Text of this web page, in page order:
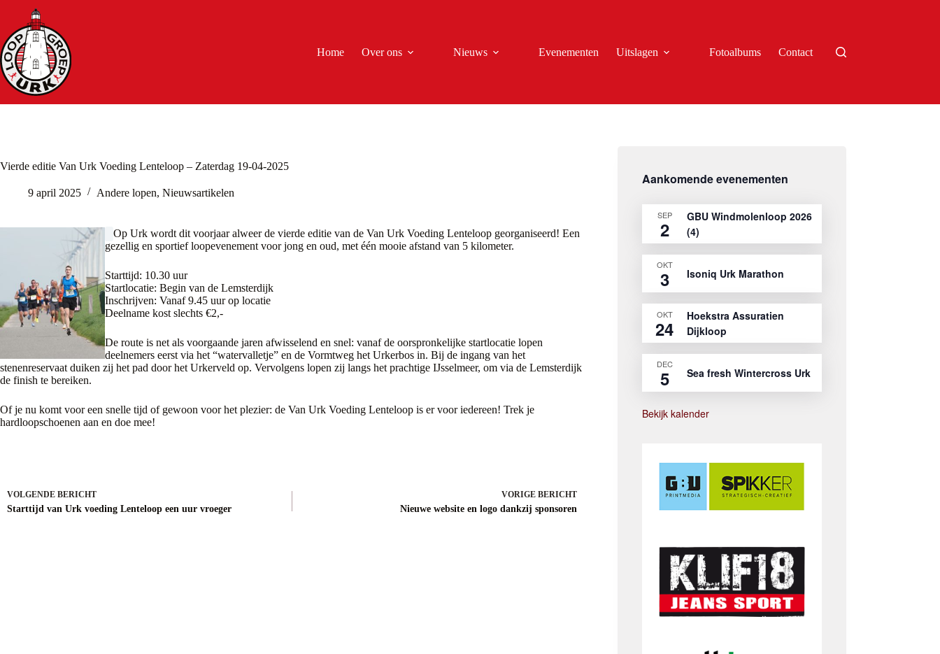
inhoud
Home Over ons Nieuws Evenementen Uitslagen Fotoalbums Contact
Vierde editie Van Urk Voeding Lenteloop – Zaterdag 19-04-2025
9 april 2025 Andere lopen, Nieuwsartikelen
Op Urk wordt dit voorjaar alweer de vierde editie van de Van Urk Voeding Lenteloop georganiseerd! Een
gezellig en sportief loopevenement voor jong en oud, met één mooie afstand van 5 kilometer.
Starttijd: 10.30 uur
Startlocatie: Begin van de Lemsterdijk
Inschrijven: Vanaf 9.45 uur op locatie
Deelname kost slechts €2,-
De route is net als voorgaande jaren afwisselend en snel: vanaf de oorspronkelijke startlocatie lopen
deelnemers eerst via het “watervalletje” en de Vormtweg het Urkerbos in. Bij de ingang van het
stenenreservaat duiken zij het pad door het Urkerveld op. Vervolgens lopen zij langs het prachtige IJsselmeer, om via de Lemsterdijk
de finish te bereiken.
Of je nu komt voor een snelle tijd of gewoon voor het plezier: de Van Urk Voeding Lenteloop is er voor iedereen! Trek je
hardloopschoenen aan en doe mee!
VORIGE BERICHT
Nieuwe website en logo dankzij sponsoren
VOLGENDE BERICHT
Starttijd van Urk voeding Lenteloop een uur vroeger
Aankomende evenementen
SEP
2
GBU Windmolenloop 2026
(4)
OKT
3 Isoniq Urk Marathon
OKT
24
Hoekstra Assuratien
Dijkloop
DEC
5 Sea fresh Wintercross Urk
Bekijk kalender